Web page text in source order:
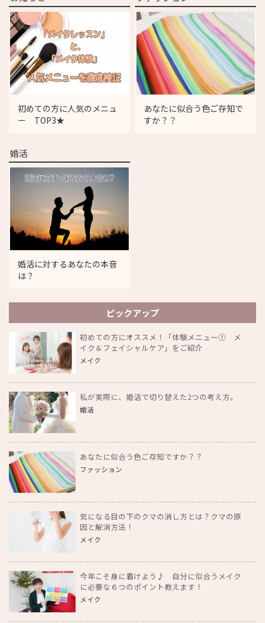
初めての方に人気のメニュ
ー TOP3★
あなたに似合う色ご存知で
すか？？
婚活
婚活に対するあなたの本音
は？
ピックアップ
初めての方にオススメ！「体験メニュー① メ
イク＆フェイシャルケア」をご紹介
メイク
私が実際に、婚活で切り替えた2つの考え方。
婚活
あなたに似合う色ご存知ですか？？
ファッション
気になる目の下のクマの消し方とは？クマの原
因と解消方法！
メイク
今年こそ身に着けよう♪ 自分に似合うメイク
に必要な６つのポイント教えます！
メイク